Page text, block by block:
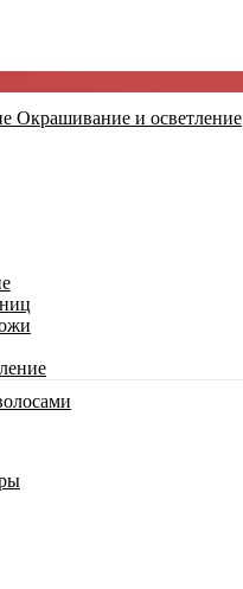
Окрашивание и осветление